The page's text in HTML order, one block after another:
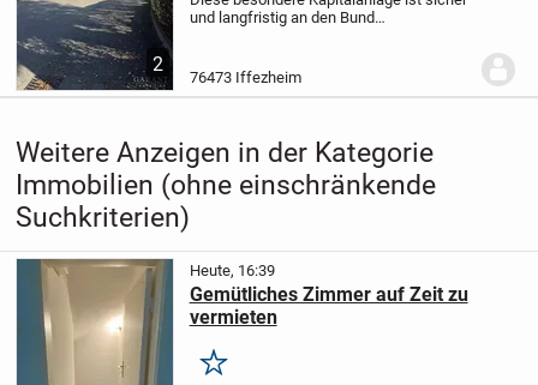
2
und langfristig an den Bund
zwei Wohnungen zusammengelegt
76473 Iffezheim
Weitere Anzeigen in der Kategorie
Immobilien (ohne einschränkende
Suchkriterien)
Heute, 16:39
Gemütliches Zimmer auf Zeit zu
vermieten
Merken